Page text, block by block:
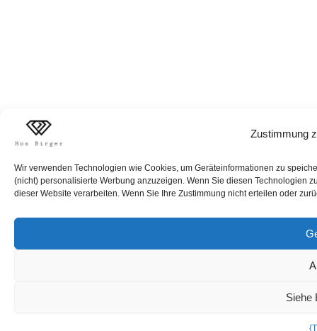
Zustimmung
Wir verwenden Technologien wie Cookies, um Geräteinformationen zu
(nicht) personalisierte Werbung anzuzeigen. Wenn Sie diesen Technologien
dieser Website verarbeiten. Wenn Sie Ihre Zustimmung nicht erteilen oder
Siehe